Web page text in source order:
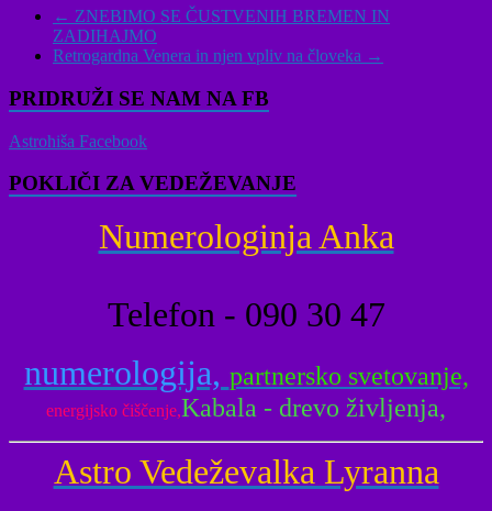
← ZNEBIMO SE ČUSTVENIH BREMEN IN
ZADIHAJMO
Retrogardna Venera in njen vpliv na človeka →
PRIDRUŽI SE NAM NA FB
Astrohiša Facebook
POKLIČI ZA VEDEŽEVANJE
Numerologinja Anka
Telefon - 090 30 47
numerologija, partnersko svetovanje,
energijsko čiščenje,Kabala - drevo življenja,
Astro Vedeževalka Lyranna